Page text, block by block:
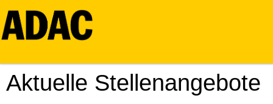
Aktuelle Stellenangebote